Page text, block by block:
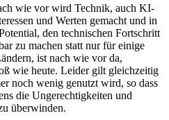
wie vor wird Technik, auch KI-
und Werten gemacht und in
den technischen Fortschritt
zu machen statt nur für einige
ist nach wie vor da,
wie heute. Leider gilt gleichzeitig
noch wenig genutzt wird, so dass
die Ungerechtigkeiten und
überwinden.